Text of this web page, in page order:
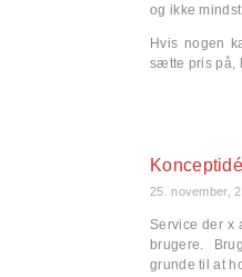
og ikke
Hvis nogen
sætte pris på,
Konceptidé
25. november,
Service der x
brugere.
grunde til at